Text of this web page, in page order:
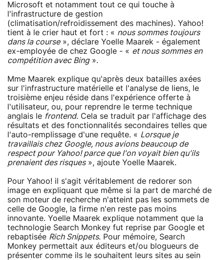
Microsoft et notamment tout ce qui touche à
l'infrastructure de gestion
(climatisation/refroidissement des machines). Yahoo!
tient à le crier haut et fort : « nous sommes toujours
dans la course», déclare Yoelle Maarek - également
ex-employée de chez Google - « et nous sommes en
compétition avec Bing».
Mme Maarek explique qu'après deux batailles axées
sur l'infrastructure matérielle et l'analyse de liens, le
troisième enjeu réside dans l'expérience offerte à
l'utilisateur, ou, pour reprendre le terme technique
anglais le frontend. Cela se traduit par l'affichage des
résultats et des fonctionnalités secondaires telles que
l'auto-remplissage d'une requête. « Lorsque je
travaillais chez Google, nous avions beaucoup de
respect pour Yahoo! parce que l'on voyait bien qu'ils
prenaient des risques», ajoute Yoelle Maarek.
Pour Yahoo! il s'agit véritablement de redorer son
image en expliquant que même si la part de marché de
son moteur de recherche n'atteint pas les sommets de
celle de Google, la firme n'en reste pas moins
innovante. Yoelle Maarek explique notamment que la
technologie Search Monkey fut reprise par Google et
rebaptisée Rich Snippets. Pour mémoire, Search
Monkey permettait aux éditeurs et/ou blogueurs de
présenter comme ils le souhaitent leurs sites au sein